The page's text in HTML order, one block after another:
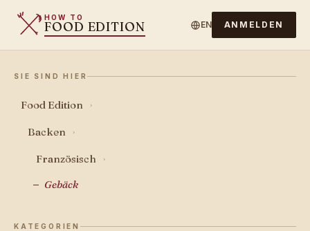
HOW TO
FOOD EDITION EN ANMELDEN
SIE SIND HIER
Food Edition ›
Backen ›
Französisch ›
Gebäck
KATEGORIEN